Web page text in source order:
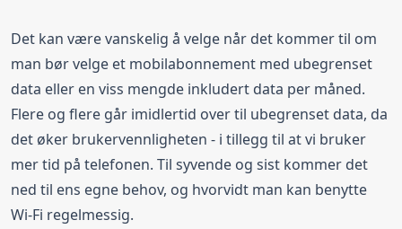
Det kan være vanskelig å velge når det kommer til om
man bør velge et mobilabonnement med ubegrenset
data eller en viss mengde inkludert data per måned.
Flere og flere går imidlertid over til ubegrenset data, da
det øker brukervennligheten - i tillegg til at vi bruker
mer tid på telefonen. Til syvende og sist kommer det
ned til ens egne behov, og hvorvidt man kan benytte
Wi-Fi regelmessig.